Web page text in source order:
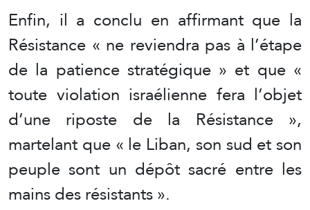
Enfin, il a conclu en affirmant que la
Résistance « ne reviendra pas à l’étape
de la patience stratégique » et que «
toute violation israélienne fera l’objet
d’une riposte de la Résistance »,
martelant que « le Liban, son sud et son
peuple sont un dépôt sacré entre les
mains des résistants ».